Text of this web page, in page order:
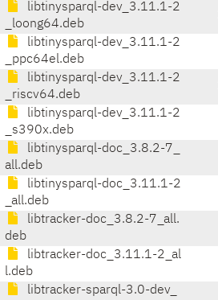
libtinysparql-dev_3.11.1-2
_loong64.deb
libtinysparql-dev_3.11.1-2
_ppc64el.deb
libtinysparql-dev_3.11.1-2
_riscv64.deb
libtinysparql-dev_3.11.1-2
_s390x.deb
libtinysparql-doc_3.8.2-7_
all.deb
libtinysparql-doc_3.11.1-2
_all.deb
libtracker-doc_3.8.2-7_all.
deb
libtracker-doc_3.11.1-2_al
l.deb
libtracker-sparql-3.0-dev_